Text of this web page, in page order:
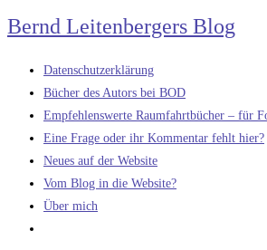
Zum
Inhalt
springen
Bernd Leitenbergers Blog
Datenschutzerklärung
Bücher des Autors bei BOD
Empfehlenswerte Raumfahrtbücher – für
Eine Frage oder ihr Kommentar fehlt hier?
Neues auf der Website
Vom Blog in die Website?
Über mich